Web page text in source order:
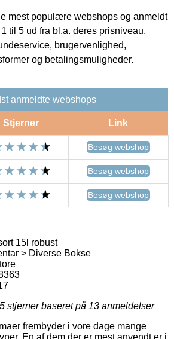
mest populære webshops og anmeldt
til 5 ud fra bl.a. deres prisniveau,
brugervenlighed,
og betalingsmuligheder.
anmeldte webshops
Stjerner Link
Besøg webshop
Besøg webshop
Besøg webshop
15l robust
> Diverse Bokse
stjerner baseret på 13 anmeldelser
frembyder i vore dage mange
En af dem der er mest anvendt er i